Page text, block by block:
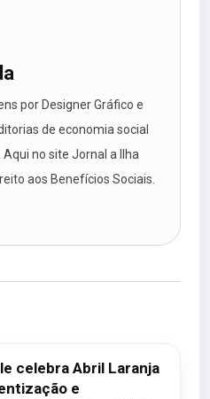
por Designer Gráfico e
de economia social
no site Jornal a Ilha
aos Benefícios Sociais.
celebra Abril Laranja
e